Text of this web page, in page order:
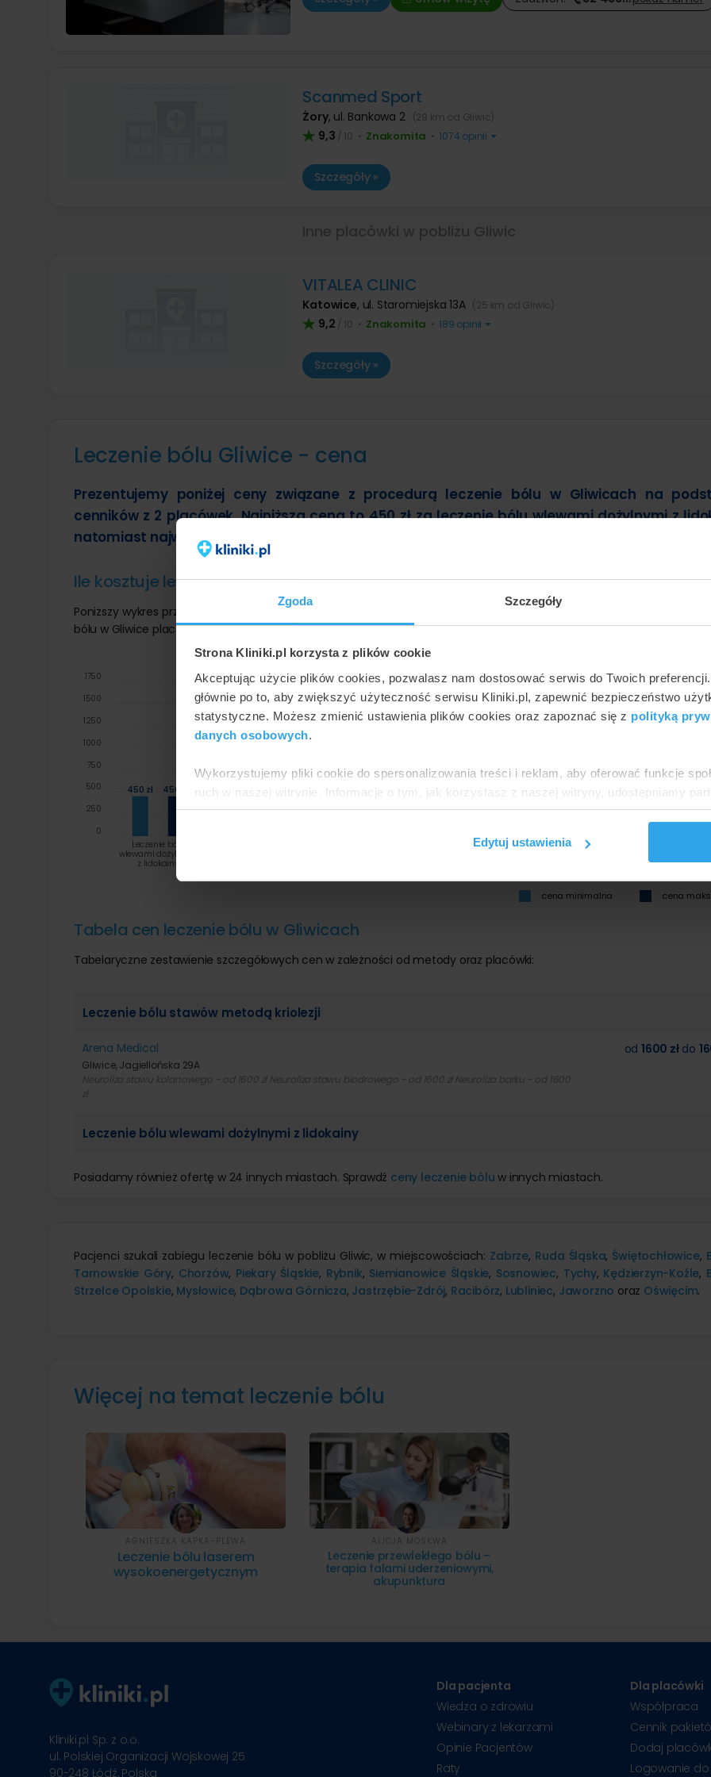
Zgoda Szczegóły
Strona Kliniki.pl korzysta z plików cookie
Akceptując użycie plików cookies, pozwalasz nam dostosować serwis do Twoich
głównie po to, aby zwiększyć użyteczność serwisu Kliniki.pl, zapewnić bezpieczeństwo
statystyczne. Możesz zmienić ustawienia plików cookies oraz zapoznać się z polityką
danych osobowych.
Wykorzystujemy pliki cookie do spersonalizowania treści i reklam, aby oferować funkcje
ruch w naszej witrynie. Informacje o tym, jak korzystasz z naszej witryny, udostępniamy
reklamowym i analitycznym. Partnerzy mogą połączyć te informacje z innymi danymi
Edytuj ustawienia
Scanmed Sport
Żory, ul. Bankowa 2 (29 km od Gliwic)
9,3 / 10 • Znakomita • 1074 opinii
Szczegóły »
VITALEA CLINIC
Katowice, ul. Staromiejska 13A (25 km od Gliwic)
9,2 / 10 • Znakomita • 189 opinii
Szczegóły »
Leczenie bólu Gliwice - cena
Prezentujemy poniżej ceny związane z procedurą leczenie bólu w Gliwicach na
cenników z 2 placówek. Najniższa cena to 450 zł za leczenie bólu wlewami dożylnymi z
natomiast najwyższa cena w Gliwicach wynosi do 1600 zł (leczenie bólu stawów metodą
Ile kosztuje leczenie bólu w Gliwicach?
Poniższy wykres przedstawia wizualnie minimalne i maksymalne ceny najpopularniejszych metod w ramach usługi
bólu w Gliwice placówkach:
450 zł
1600 zł
450 zł
1600 zł
Leczenie bólu
wlewami dożylnymi
z lidokainy
0
250
500
750
1000
1250
1500
1750
cena minimalna cena
Tabela cen leczenie bólu w Gliwicach
Tabelaryczne zestawienie szczegółowych cen w zależności od metody oraz placówki:
Leczenie bólu stawów metodą kriolezji
Arena Medical
Gliwice, Jagiellońska 29A
Neuroliza stawu kolanowego - od 1600 zł Neuroliza stawu biodrowego - od 1600 zł Neuroliza barku - od 1600
zł
od1600 zł do
Leczenie bólu wlewami dożylnymi z lidokainy
Posiadamy również ofertę w 24 innych miastach. Sprawdź ceny leczenie bólu w innych miastach.
Pacjenci szukali zabiegu leczenie bólu w pobliżu Gliwic, w miejscowościach: Zabrze, Ruda Śląska, Świętochłowice,
Tarnowskie Góry, Chorzów, Piekary Śląskie, Rybnik, Siemianowice Śląskie, Sosnowiec, Tychy, Kędzierzyn-Koźle,
Strzelce Opolskie, Mysłowice, Dąbrowa Górnicza, Jastrzębie-Zdrój, Racibórz, Lubliniec, Jaworzno oraz Oświęcim.
Więcej na temat leczenie bólu
Leczenie bólu laserem
wysokoenergetycznym
AGNIESZKA KAPKA-PLEWA
Leczenie przewlekłego bólu –
terapia falami uderzeniowymi,
akupunktura
ALICJA MOSKWA
Kliniki.pl Sp. z o.o.
ul. Polskiej Organizacji Wojskowej 25
90-248 Łódź, Polska
Dla pacjenta
Wiedza o zdrowiu
Webinary z lekarzami
Opinie Pacjentów
Raty
Dla placówki
Współpraca
Cennik
Dodaj
Logowanie